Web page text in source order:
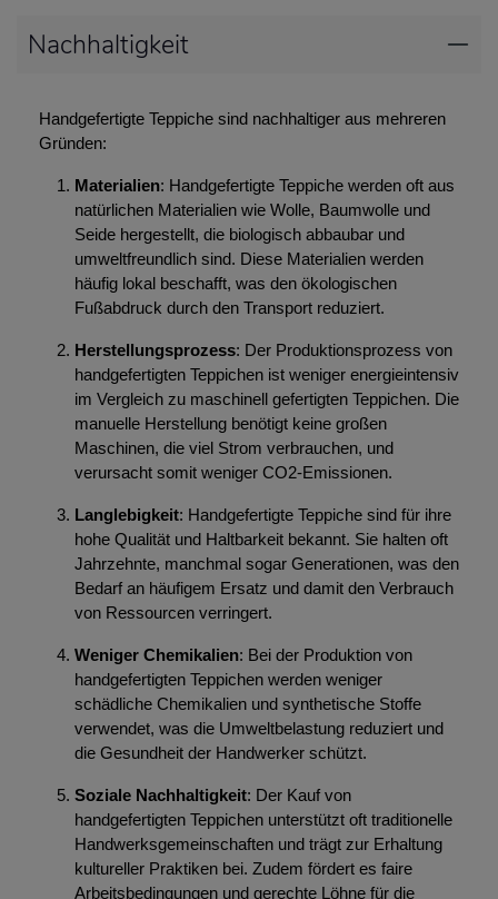
Nachhaltigkeit
Handgefertigte Teppiche sind nachhaltiger aus mehreren
Gründen:
Materialien: Handgefertigte Teppiche werden oft aus
natürlichen Materialien wie Wolle, Baumwolle und
Seide hergestellt, die biologisch abbaubar und
umweltfreundlich sind. Diese Materialien werden
häufig lokal beschafft, was den ökologischen
Fußabdruck durch den Transport reduziert.
Herstellungsprozess: Der Produktionsprozess von
handgefertigten Teppichen ist weniger energieintensiv
im Vergleich zu maschinell gefertigten Teppichen. Die
manuelle Herstellung benötigt keine großen
Maschinen, die viel Strom verbrauchen, und
verursacht somit weniger CO2-Emissionen.
Langlebigkeit: Handgefertigte Teppiche sind für ihre
hohe Qualität und Haltbarkeit bekannt. Sie halten oft
Jahrzehnte, manchmal sogar Generationen, was den
Bedarf an häufigem Ersatz und damit den Verbrauch
von Ressourcen verringert.
Weniger Chemikalien: Bei der Produktion von
handgefertigten Teppichen werden weniger
schädliche Chemikalien und synthetische Stoffe
verwendet, was die Umweltbelastung reduziert und
die Gesundheit der Handwerker schützt.
Soziale Nachhaltigkeit: Der Kauf von
handgefertigten Teppichen unterstützt oft traditionelle
Handwerksgemeinschaften und trägt zur Erhaltung
kultureller Praktiken bei. Zudem fördert es faire
Arbeitsbedingungen und gerechte Löhne für die